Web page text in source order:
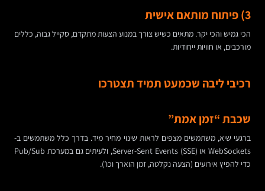
3) פיתוח מותאם אישית
הכי גמיש והכי יקר. מתאים כשיש צורך במנוע הצעות מתקדם, סקייל גבוה, כללים
מורכבים, או חוויות ייחודיות.
רכיבי ליבה שכמעט תמיד תצטרכו
שכבת “זמן אמת”
ברגעי שיא, משתמשים מצפים לראות שינוי מחיר מיד. בדרך כלל משתמשים ב-
WebSockets או Server-Sent Events (SSE), ולעיתים גם במערכת Pub/Sub
כדי להפיץ אירועים (הצעה נקלטה, זמן הוארך וכו’).